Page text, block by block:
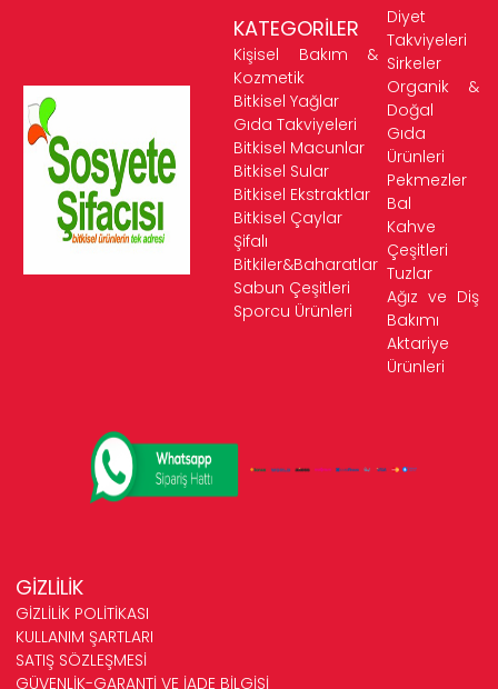
KATEGORİLER
Kişisel Bakım &
Kozmetik
Bitkisel Yağlar
Gıda Takviyeleri
Bitkisel Macunlar
Bitkisel Sular
Bitkisel Ekstraktlar
Bitkisel Çaylar
Şifalı
Bitkiler&Baharatlar
Sabun Çeşitleri
Sporcu Ürünleri
Diyet
Takviyeleri
Sirkeler
Organik &
Doğal
Gıda
Ürünleri
Pekmezler
Bal
Kahve
Çeşitleri
Tuzlar
Ağız ve Diş
Bakımı
Aktariye
Ürünleri
GİZLİLİK
GİZLİLİK POLİTİKASI
KULLANIM ŞARTLARI
SATIŞ SÖZLEŞMESİ
GÜVENLİK-GARANTİ VE İADE BİLGİSİ